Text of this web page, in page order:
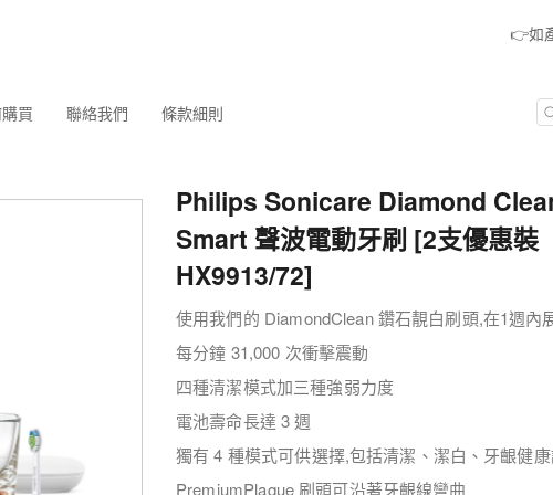
👉如
買 聯絡我們 條款細則
Philips Sonicare Diamond
Smart 聲波電動牙刷 [2支優惠裝
HX9913/72]
使用我們的 DiamondClean 鑽石靚白刷頭,在1週內
每分鐘 31,000 次衝擊震動
四種清潔模式加三種強弱力度
電池壽命長達 3 週
獨有 4 種模式可供選擇,包括清潔、潔白、牙齦健
PremiumPlaque 刷頭可沿著牙齦線彎曲